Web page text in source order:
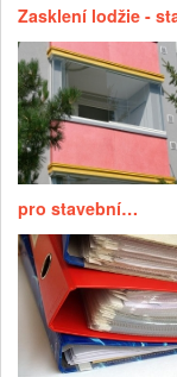
Zasklení lodžie -
pro stavební…